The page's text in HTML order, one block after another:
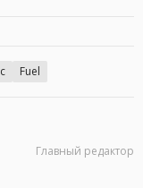
Fuel
Главный редактор